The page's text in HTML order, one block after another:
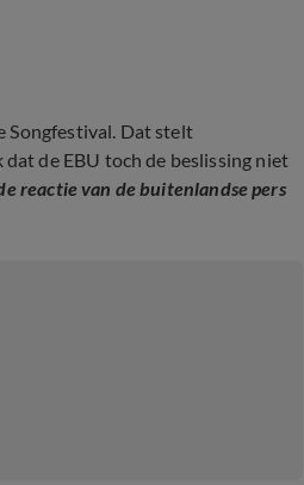
Songfestival. Dat stelt
de EBU toch de beslissing niet
reactie van de buitenlandse pers